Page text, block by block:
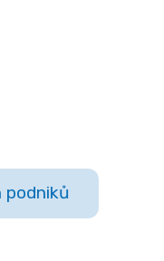
podniků